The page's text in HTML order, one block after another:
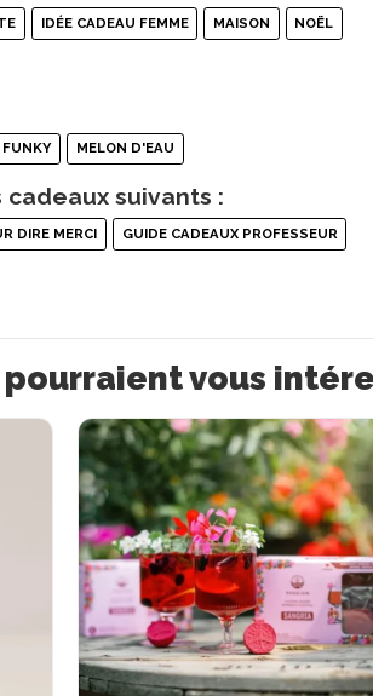
IDÉE CADEAU FEMME MAISON NOËL
FUNKY MELON D'EAU
suivants :
DIRE MERCI GUIDE CADEAUX PROFESSEUR
vous